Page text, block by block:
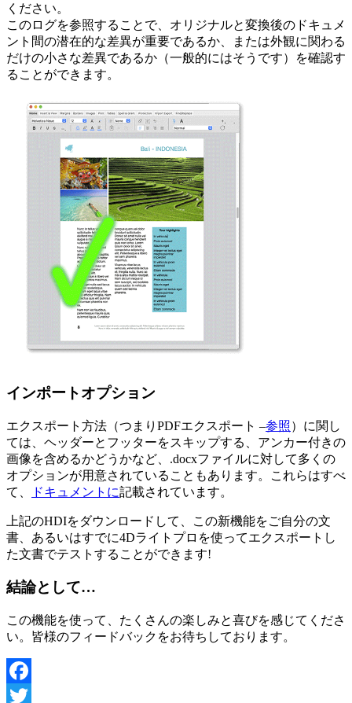
ください。
このログを参照することで、オリジナルと変換後のドキュメ
ント間の潜在的な差異が重要であるか、または外観に関わる
だけの小さな差異であるか（一般的にはそうです）を確認す
ることができます。
インポートオプション
エクスポート方法（つまりPDFエクスポート –参照）に関し
ては、ヘッダーとフッターをスキップする、アンカー付きの
画像を含めるかどうかなど、.docxファイルに対して多くの
オプションが用意されていることもあります。これらはすべ
て、
ドキュメントに記載されています。
上記のHDIをダウンロードして、この新機能をご自分の文
書、あるいはすでに4Dライトプロを使ってエクスポートし
た文書でテストすることができます!
結論として…
この機能を使って、たくさんの楽しみと喜びを感じてくださ
い。皆様のフィードバックをお待ちしております。
Facebook